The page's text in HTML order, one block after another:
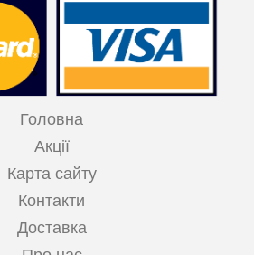
Головна
Акції
Карта сайту
Контакти
Доставка